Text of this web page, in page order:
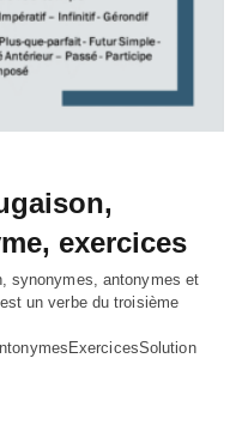
exercices
synonymes, antonymes et
un verbe du troisième